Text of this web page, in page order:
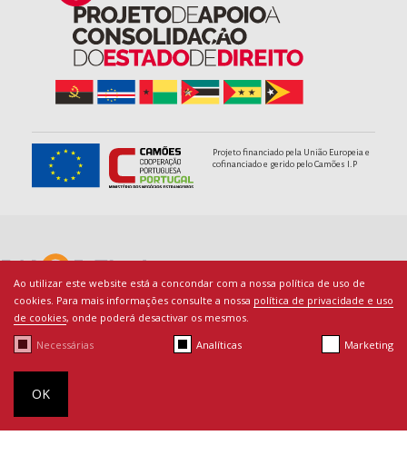
Ao utilizar este website está a concondar com a nossa política de uso de
cookies. Para mais informações consulte a nossa política de privacidade e uso
de cookies, onde poderá desactivar os mesmos.
Necessárias
Analíticas Marketing
OK
Projeto financiado pela União Europeia e
cofinanciado e gerido pelo Camões I.P